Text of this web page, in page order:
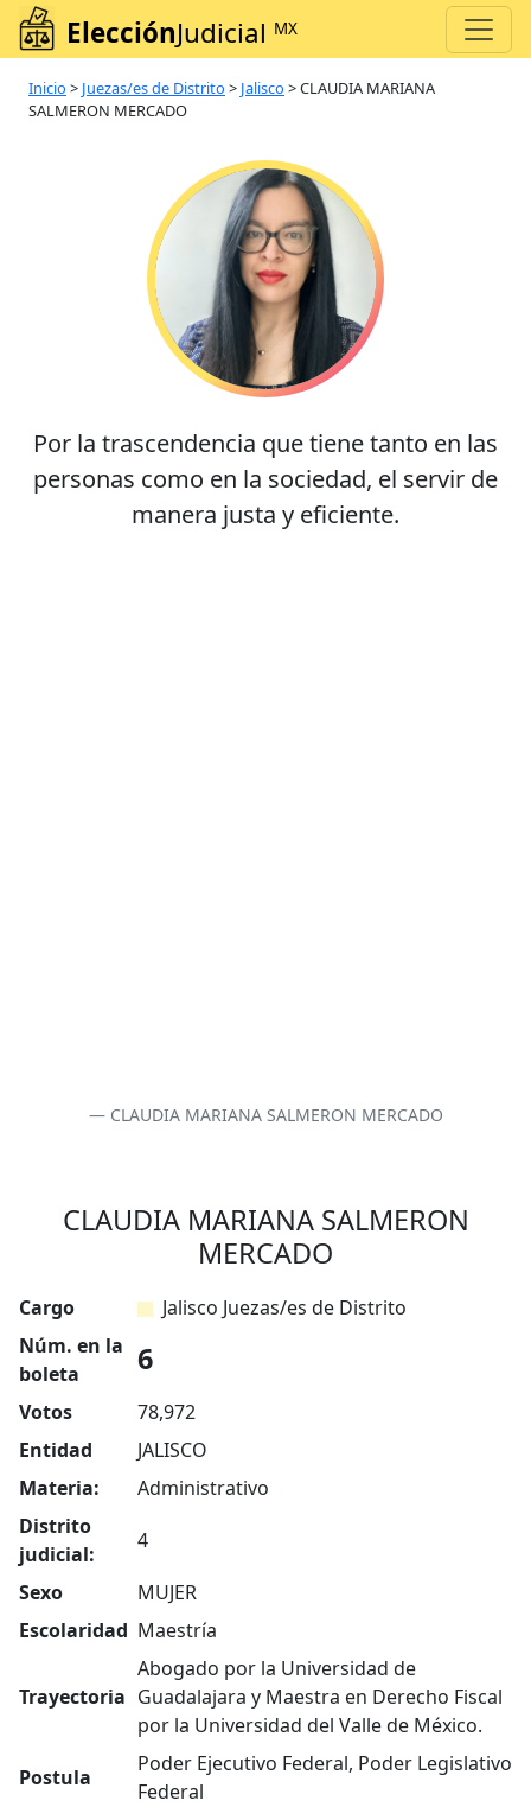
ElecciónJudicial MX
Inicio > Juezas/es de Distrito > Jalisco >CLAUDIA MARIANA
SALMERON MERCADO
Por la trascendencia que tiene tanto en las
personas como en la sociedad, el servir de
manera justa y eficiente.
CLAUDIA MARIANA SALMERON MERCADO
CLAUDIA MARIANA SALMERON
MERCADO
Cargo
Jalisco Juezas/es de Distrito
Núm. en la
boleta
6
Votos
78,972
Entidad
JALISCO
Materia:
Administrativo
Distrito
judicial:
4
Sexo
MUJER
Escolaridad Maestría
Trayectoria
Abogado por la Universidad de
Guadalajara y Maestra en Derecho Fiscal
por la Universidad del Valle de México.
Postula
Poder Ejecutivo Federal, Poder Legislativo
Federal